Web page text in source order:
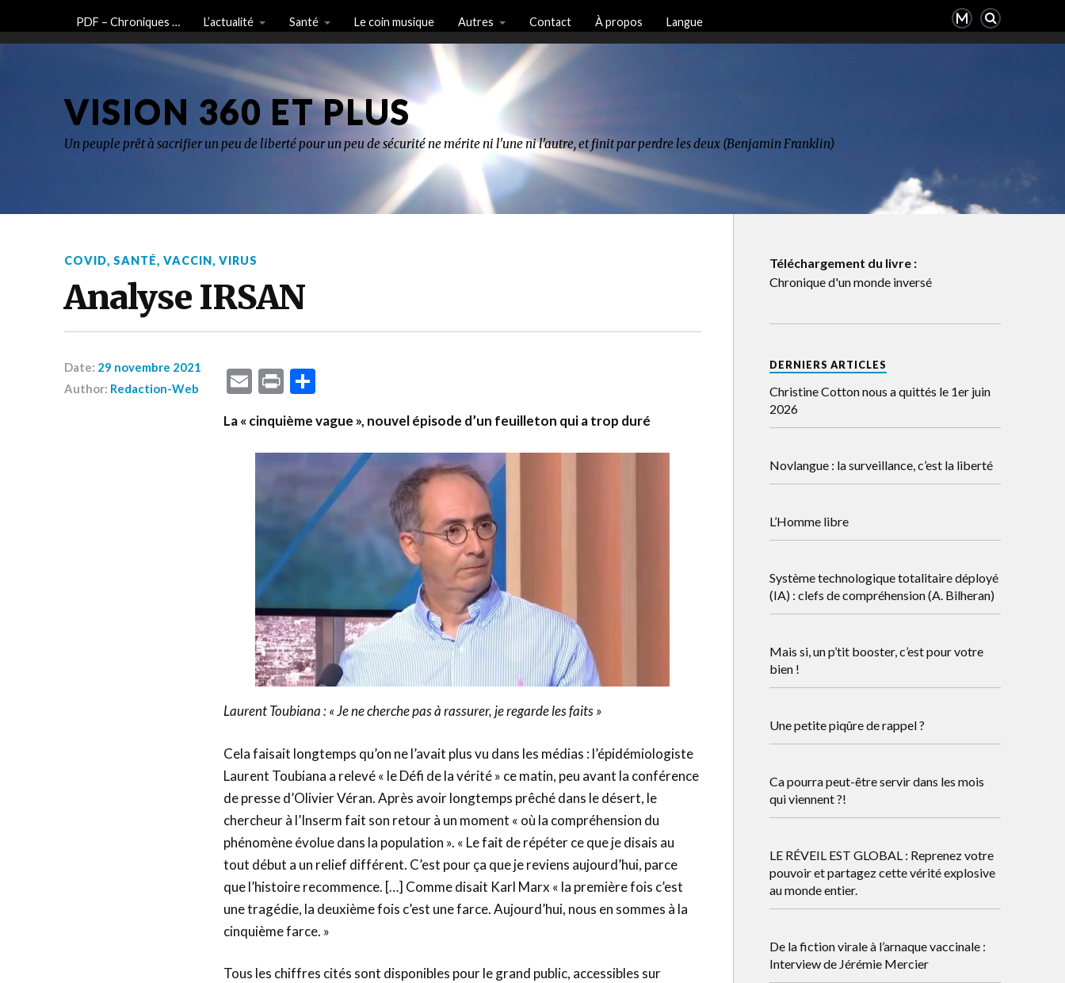
PDF – Chroniques … L’actualité Santé Le coin musique Autres Contact À propos Langue
VISION 360 ET PLUS
Un peuple prêt à sacrifier un peu de liberté pour un peu de sécurité ne mérite ni l'une ni l'autre, et finit par perdre les deux (Benjamin Franklin)
COVID, SANTÉ, VACCIN, VIRUS
Analyse IRSAN
Date: 29 novembre 2021
Author: Redaction-Web Email
PrintPartager
La « cinquième vague », nouvel épisode d’un feuilleton qui a trop duré
Laurent Toubiana : « Je ne cherche pas à rassurer, je regarde les faits »
Cela faisait longtemps qu’on ne l’avait plus vu dans les médias : l’épidémiologiste
Laurent Toubiana a relevé « le Défi de la vérité » ce matin, peu avant la conférence
de presse d’Olivier Véran. Après avoir longtemps prêché dans le désert, le
chercheur à l’Inserm fait son retour à un moment « où la compréhension du
phénomène évolue dans la population ». « Le fait de répéter ce que je disais au
tout début a un relief différent. C’est pour ça que je reviens aujourd’hui, parce
que l’histoire recommence. […] Comme disait Karl Marx « la première fois c’est
une tragédie, la deuxième fois c’est une farce. Aujourd’hui, nous en sommes à la
cinquième farce. »
Tous les chiffres cités sont disponibles pour le grand public, accessibles sur
Téléchargement du livre :
Chronique d'un monde inversé
DERNIERS ARTICLES
Christine Cotton nous a quittés le 1er juin
2026
Novlangue : la surveillance, c’est la liberté
L’Homme libre
Système technologique totalitaire déployé
(IA) : clefs de compréhension (A. Bilheran)
Mais si, un p’tit booster, c’est pour votre
bien !
Une petite piqûre de rappel ?
Ca pourra peut-être servir dans les mois
qui viennent ?!
LE RÉVEIL EST GLOBAL : Reprenez votre
pouvoir et partagez cette vérité explosive
au monde entier.
De la fiction virale à l’arnaque vaccinale :
Interview de Jérémie Mercier